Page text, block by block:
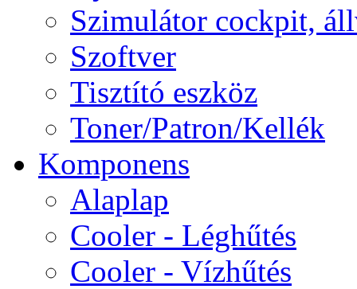
Szimulátor cockpit,
Szoftver
Tisztító eszköz
Toner/Patron/Kellék
Komponens
Alaplap
Cooler - Léghűtés
Cooler - Vízhűtés